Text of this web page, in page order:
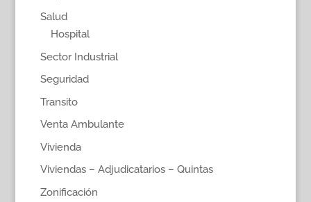
Salud
Hospital
Sector Industrial
Seguridad
Transito
Venta Ambulante
Vivienda
Viviendas – Adjudicatarios – Quintas
Zonificación